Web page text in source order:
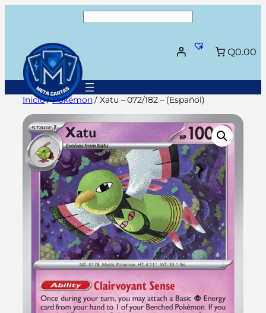
contenido
Q0.00
Inicio/Pokémon/ Xatu – 072/182 – (Español)